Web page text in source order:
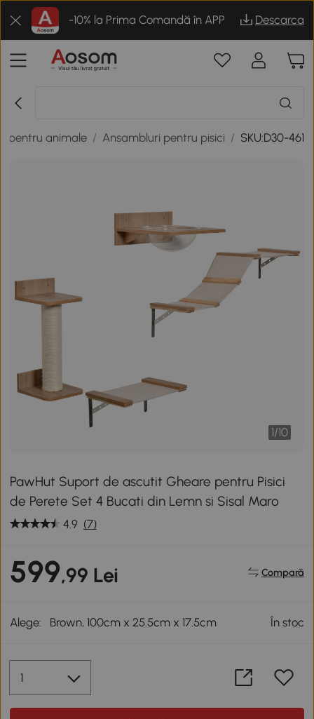
-10% la Prima Comandă în APP Descarca
pentru animale / Ansambluri pentru pisici / SKU:D30-461
1/10
PawHut Suport de ascutit Gheare pentru Pisici
de Perete Set 4 Bucati din Lemn si Sisal Maro
4.9 (7)
599,99 Lei Compară
Alege: Brown, 100cm x 25.5cm x 17.5cm În stoc